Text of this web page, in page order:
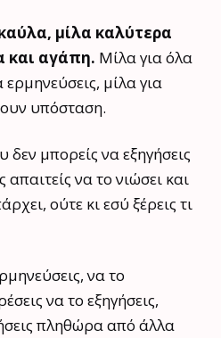
μίλα καλύτερα
και αγάπη. Μίλα για όλα
μίλα για
υπόσταση.
δεν μπορείς να εξηγήσεις
να το νιώσει και
ούτε κι εσύ ξέρεις τι
να το
να το εξηγήσεις,
πληθώρα από άλλα